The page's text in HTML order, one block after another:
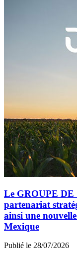
Le GROUPE DE
partenariat
ainsi une
Mexique
Publié le 28/07/2026